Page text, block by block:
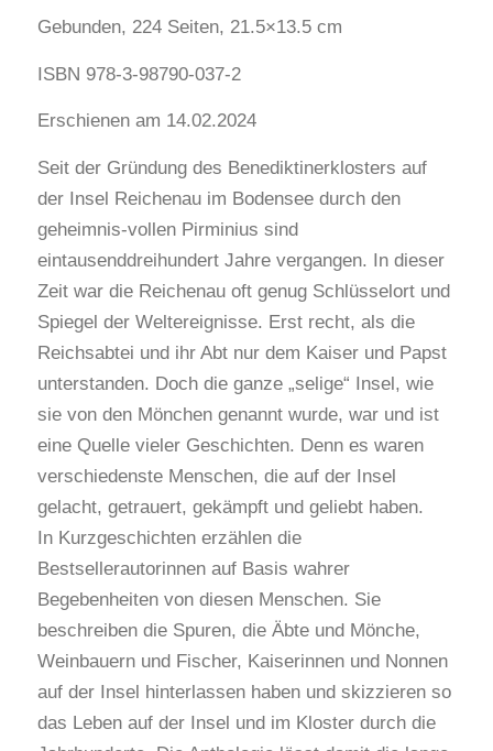
Gebunden, 224 Seiten, 21.5×13.5 cm
ISBN 978-3-98790-037-2
Erschienen am 14.02.2024
Seit der Gründung des Benediktinerklosters auf
der Insel Reichenau im Bodensee durch den
geheimnis-vollen Pirminius sind
eintausenddreihundert Jahre vergangen. In dieser
Zeit war die Reichenau oft genug Schlüsselort und
Spiegel der Weltereignisse. Erst recht, als die
Reichsabtei und ihr Abt nur dem Kaiser und Papst
unterstanden. Doch die ganze „selige“ Insel, wie
sie von den Mönchen genannt wurde, war und ist
eine Quelle vieler Geschichten. Denn es waren
verschiedenste Menschen, die auf der Insel
gelacht, getrauert, gekämpft und geliebt haben.
In Kurzgeschichten erzählen die
Bestsellerautorinnen auf Basis wahrer
Begebenheiten von diesen Menschen. Sie
beschreiben die Spuren, die Äbte und Mönche,
Weinbauern und Fischer, Kaiserinnen und Nonnen
auf der Insel hinterlassen haben und skizzieren so
das Leben auf der Insel und im Kloster durch die